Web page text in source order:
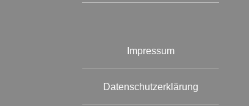
Impressum
Datenschutzerklärung